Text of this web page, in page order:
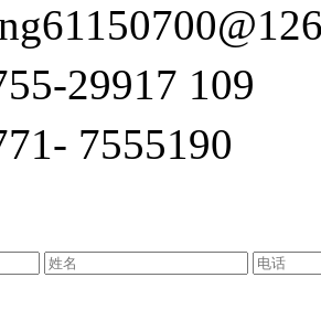
29917 109
7555190